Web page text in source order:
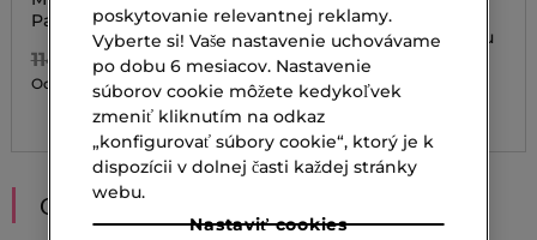
Parfumovaná voda
114,00 €
Od 79,80 €
3 veľ.
CREAM
ULTRA STAY BROWN
CREAM Krém na úpravu
obočia
20,20 €
ODPORÚČANIA
poskytovanie relevantnej reklamy.
Vyberte si! Vaše nastavenie uchovávame
po dobu 6 mesiacov. Nastavenie
súborov cookie môžete kedykoľvek
zmeniť kliknutím na odkaz
„konfigurovať súbory cookie“, ktorý je k
dispozícii v dolnej časti každej stránky
webu.
Nastaviť cookies